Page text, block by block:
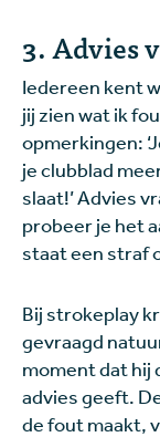
3. Advies
Iedereen kent
jij zien wat ik
opmerkingen:
je clubblad
slaat!’ Advies
probeer je het
staat een straf
Bij strokeplay
gevraagd
moment dat hij
advies geeft.
de fout maakt,